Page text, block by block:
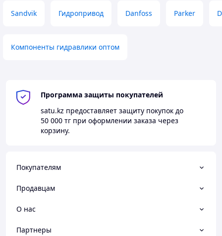
Sandvik Гидропривод Danfoss Parker
Компоненты гидравлики оптом
Программа защиты покупателей
satu.kz предоставляет защиту покупок до
50 000 тг при оформлении заказа через
корзину.
Покупателям
Продавцам
О нас
Партнеры